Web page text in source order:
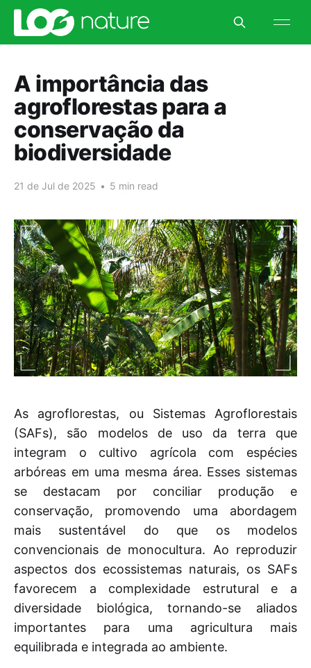
A importância das
agroflorestas para a
conservação da
biodiversidade
21 de Jul de 2025 • 5 min read
As agroflorestas, ou Sistemas Agroflorestais
(SAFs), são modelos de uso da terra que
integram o cultivo agrícola com espécies
arbóreas em uma mesma área. Esses sistemas
se destacam por conciliar produção e
conservação, promovendo uma abordagem
mais sustentável do que os modelos
convencionais de monocultura. Ao reproduzir
aspectos dos ecossistemas naturais, os SAFs
favorecem a complexidade estrutural e a
diversidade biológica, tornando-se aliados
importantes para uma agricultura mais
equilibrada e integrada ao ambiente.